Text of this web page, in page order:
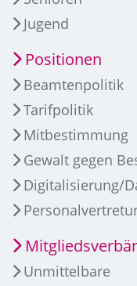
Jugend
Positionen
Beamtenpolitik
Tarifpolitik
Mitbestimmung
Gewalt gegen
Digitalisierung/
Unmittelbare